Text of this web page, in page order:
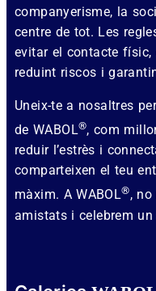
companyerisme, la
centre de tot. Les
evitar el contacte
reduint riscos i
Uneix-te a nosaltres
de WABOL®, com
reduir l’estrès i
comparteixen el teu
màxim. A WABOL®,
amistats i celebrem